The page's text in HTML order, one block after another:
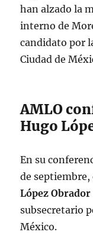
han alzado la
interno de
candidato por
Ciudad de
AMLO
Hugo
En su
de
López Obrador
subsecretario
México.